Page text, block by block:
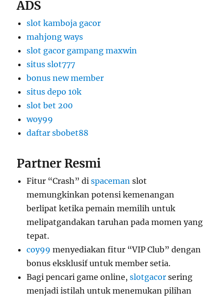
ADS
slot kamboja gacor
mahjong ways
slot gacor gampang maxwin
situs slot777
bonus new member
situs depo 10k
slot bet 200
woy99
daftar sbobet88
Partner Resmi
Fitur “Crash” dispaceman slot
memungkinkan potensi kemenangan
berlipat ketika pemain memilih untuk
melipatgandakan taruhan pada momen yang
tepat.
coy99 menyediakan fitur “VIP Club” dengan
bonus eksklusif untuk member setia.
Bagi pencari game online,slotgacorsering
menjadi istilah untuk menemukan pilihan